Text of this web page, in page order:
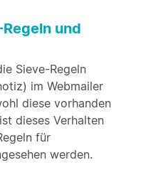
und
Sieve-Regeln
im Webmailer
diese vorhanden
dieses Verhalten
für
werden.